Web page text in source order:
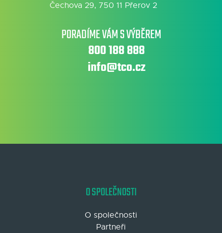
Čechova 29, 750 11 Přerov 2
PORADÍME VÁM S VÝBĚREM
800 188 888
info@tco.cz
O SPOLEČNOSTI
O společnosti
Partneři